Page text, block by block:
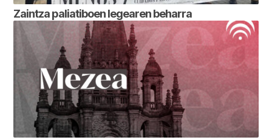
Zaintza paliatiboen legearen beharra